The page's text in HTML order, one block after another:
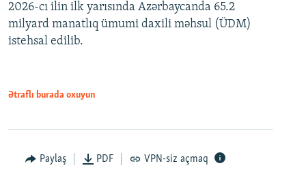
Auto 240p 360p 480p
360p
480p
2026-cı ilin ilk yarısında Azərbaycanda 65.2
milyard manatlıq ümumi daxili məhsul (ÜDM)
istehsal edilib.
Ətraflı burada oxuyun
Paylaş PDF VPN-siz açmaq